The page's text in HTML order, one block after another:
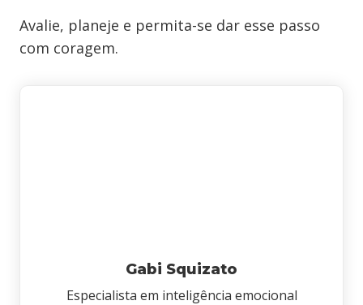
Avalie, planeje e permita-se dar esse passo
com coragem.
Gabi Squizato
Especialista em inteligência emocional